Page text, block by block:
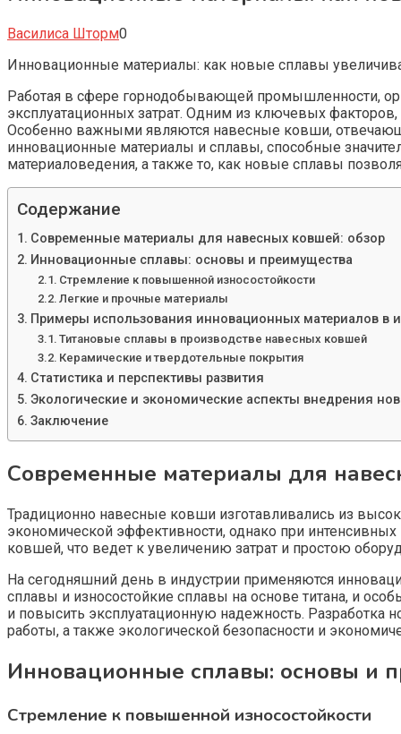
Василиса Шторм0
Инновационные материалы: как новые сплавы
Работая в сфере горнодобывающей промышленности,
эксплуатационных затрат. Одним из ключевых
Особенно важными являются навесные ковши,
инновационные материалы и сплавы, способные
материаловедения, а также то, как новые сплавы
Содержание
Современные материалы для навесных ковшей: обзор
Инновационные сплавы: основы и преимущества
Стремление к повышенной износостойкости
Легкие и прочные материалы
Примеры использования инновационных материалов в
Титановые сплавы в производстве навесных ковшей
Керамические и твердотельные покрытия
Статистика и перспективы развития
Экологические и экономические аспекты внедрения
Заключение
Современные материалы для
Традиционно навесные ковши изготавливались из
экономической эффективности, однако при
ковшей, что ведет к увеличению затрат и простою
На сегодняшний день в индустрии применяются
сплавы и износостойкие сплавы на основе титана, и
и повысить эксплуатационную надежность. Разработка
работы, а также экологической безопасности и
Инновационные сплавы: основы и
Стремление к повышенной износостойкости